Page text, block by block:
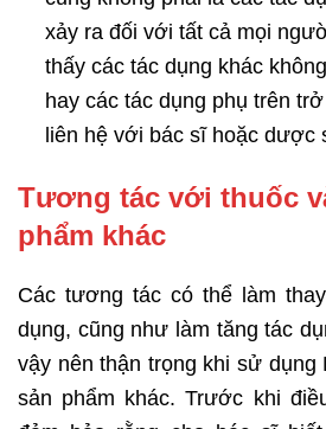
xảy ra đối với tất cả mọi
thấy các tác dụng khác
hay các tác dụng phụ trên
liên hệ với bác sĩ hoặc dược
Tương tác với thuốc
phẩm khác
Các tương tác có thể làm
dụng, cũng như làm tăng tác
vậy nên thận trọng khi sử dụng
sản phẩm khác. Trước khi